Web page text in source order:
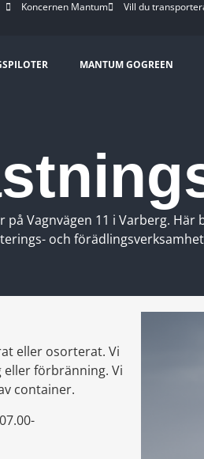
Koncernen Mantum Vill du
MANTUM GOGREEN
Vagnvägen 11 i Varberg.
och
eller osorterat. Vi
förbränning. Vi
container.